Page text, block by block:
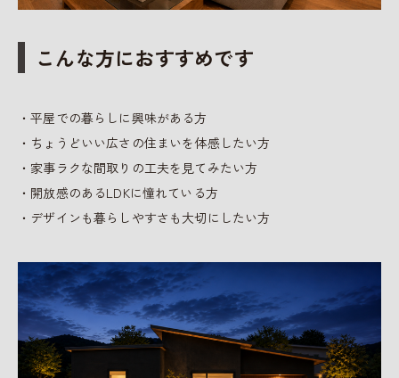
こんな方におすすめです
・平屋での暮らしに興味がある方
・ちょうどいい広さの住まいを体感したい方
・家事ラクな間取りの工夫を見てみたい方
・開放感のあるLDKに憧れている方
・デザインも暮らしやすさも大切にしたい方